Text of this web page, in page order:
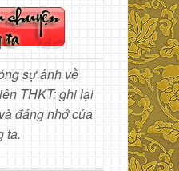
sự ảnh về
THKT; ghi lại
đáng nhớ của
ta.